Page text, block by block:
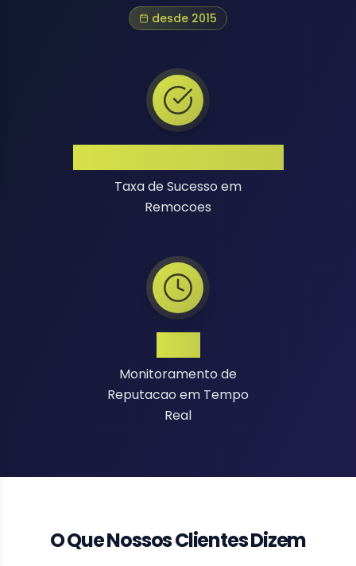
desde 2015
Taxa de Sucesso em
Remocoes
Monitoramento de
Reputacao em Tempo
Real
O Que Nossos Clientes Dizem